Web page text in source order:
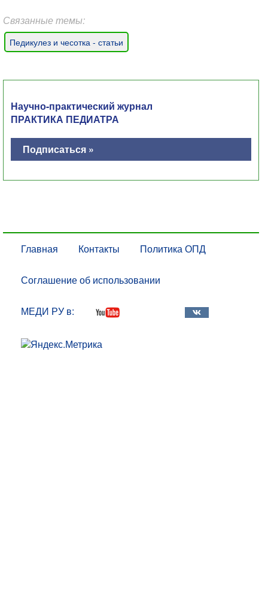
Связанные темы:
Педикулез и чесотка - статьи
Научно-практический журнал
ПРАКТИКА ПЕДИАТРА
Подписаться »
Главная Контакты Политика ОПД
Соглашение об использовании
МЕДИ РУ в: